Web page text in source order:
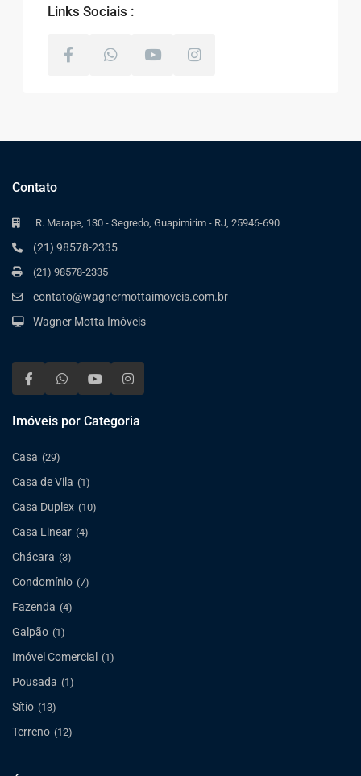
Links Sociais :
Contato
R. Marape, 130 - Segredo, Guapimirim - RJ, 25946-690
(21) 98578-2335
(21) 98578-2335
contato@wagnermottaimoveis.com.br
Wagner Motta Imóveis
Imóveis por Categoria
Casa (29)
Casa de Vila (1)
Casa Duplex (10)
Casa Linear (4)
Chácara (3)
Condomínio (7)
Fazenda (4)
Galpão (1)
Imóvel Comercial (1)
Pousada (1)
Sítio (13)
Terreno (12)